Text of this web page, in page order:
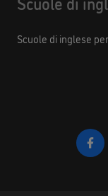
Scuole di inglese